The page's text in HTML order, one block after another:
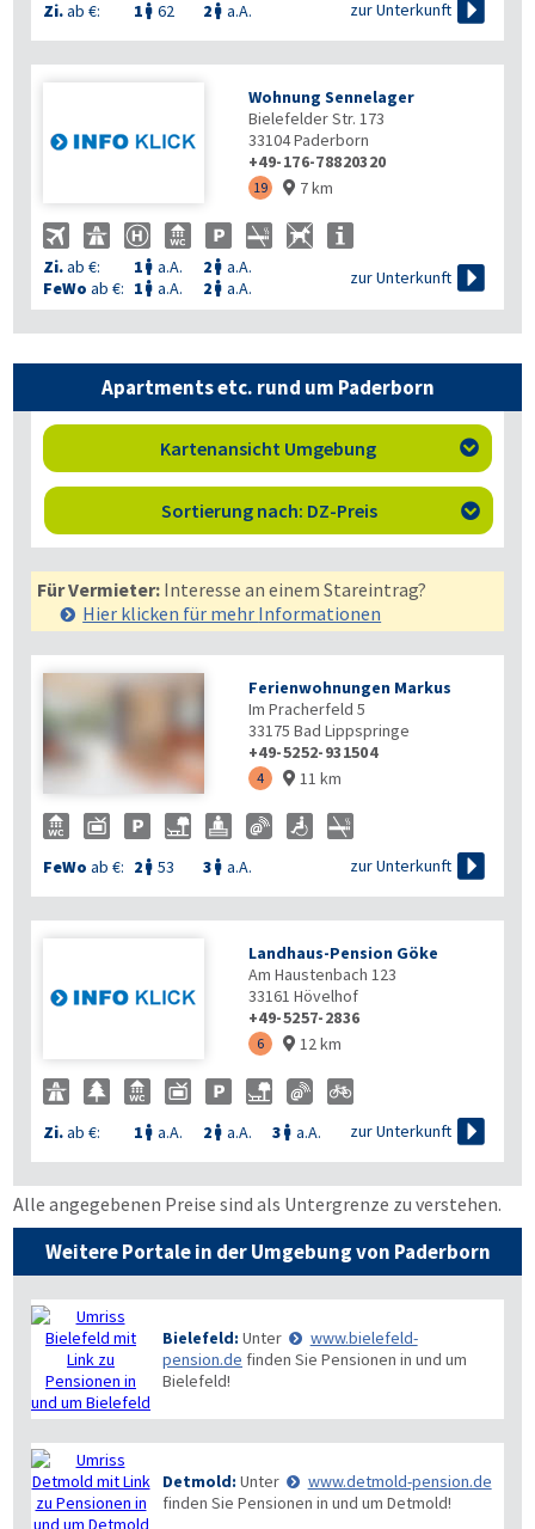
Zi.ab €: 1  62 2  a.A. zur Unterkunft 
Wohnung Sennelager
Bielefelder Str. 173
33104Paderborn
+49-176-78820320
19  7 km
Zi.ab €: 1  a.A. 2  a.A.
FeWo ab €: 1  a.A. 2  a.A.
zur Unterkunft 
Apartments etc. rund um Paderborn
Kartenansicht Umgebung 
Sortierung nach: DZ-Preis 
Für Vermieter: Interesse an einem Stareintrag?
Hier klicken für mehr Informationen
Ferienwohnungen Markus
Im Pracherfeld 5
33175 Bad Lippspringe
+49-5252-931504
4  11 km
FeWo ab €: 2  53 3  a.A. zur Unterkunft 
Landhaus-Pension Göke
Am Haustenbach 123
33161 Hövelhof
+49-5257-2836
6  12 km
Zi.ab €: 1  a.A. 2  a.A. 3  a.A. zur Unterkunft 
Alle angegebenen Preise sind als Untergrenze zu verstehen.
Weitere Portale in der Umgebung von Paderborn
Bielefeld: Unter
www.bielefeld-
pension.de finden Sie Pensionen in und um
Bielefeld!
Detmold: Unter
www.detmold-pension.de
finden Sie Pensionen in und um Detmold!